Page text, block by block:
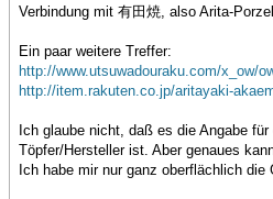
Verbindung mit 有田焼, also Arita-
Ein paar weitere Treffer:
http://www.utsuwadouraku.com/x_ow/
http://item.rakuten.co.jp/aritayaki-
Ich glaube nicht, daß es die Angabe
Töpfer/Hersteller ist. Aber genaues
Ich habe mir nur ganz oberflächlich die